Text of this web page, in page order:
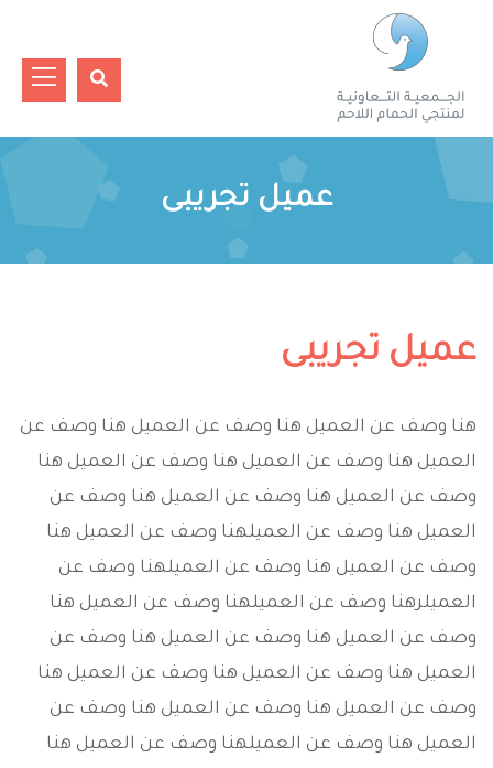
عميل تجريبى
عميل تجريبى
هنا وصف عن العميل هنا وصف عن العميل هنا وصف عن
العميل هنا وصف عن العميل هنا وصف عن العميل هنا
وصف عن العميل هنا وصف عن العميل هنا وصف عن
العميل هنا وصف عن العميلهنا وصف عن العميل هنا
وصف عن العميل هنا وصف عن العميلهنا وصف عن
العميلرهنا وصف عن العميلهنا وصف عن العميل هنا
وصف عن العميل هنا وصف عن العميل هنا وصف عن
العميل هنا وصف عن العميل هنا وصف عن العميل هنا
وصف عن العميل هنا وصف عن العميل هنا وصف عن
العميل هنا وصف عن العميلهنا وصف عن العميل هنا